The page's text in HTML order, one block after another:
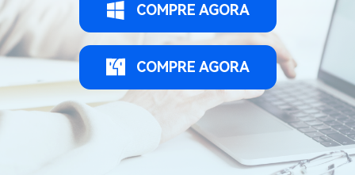
COMPRE AGORA
COMPRE AGORA